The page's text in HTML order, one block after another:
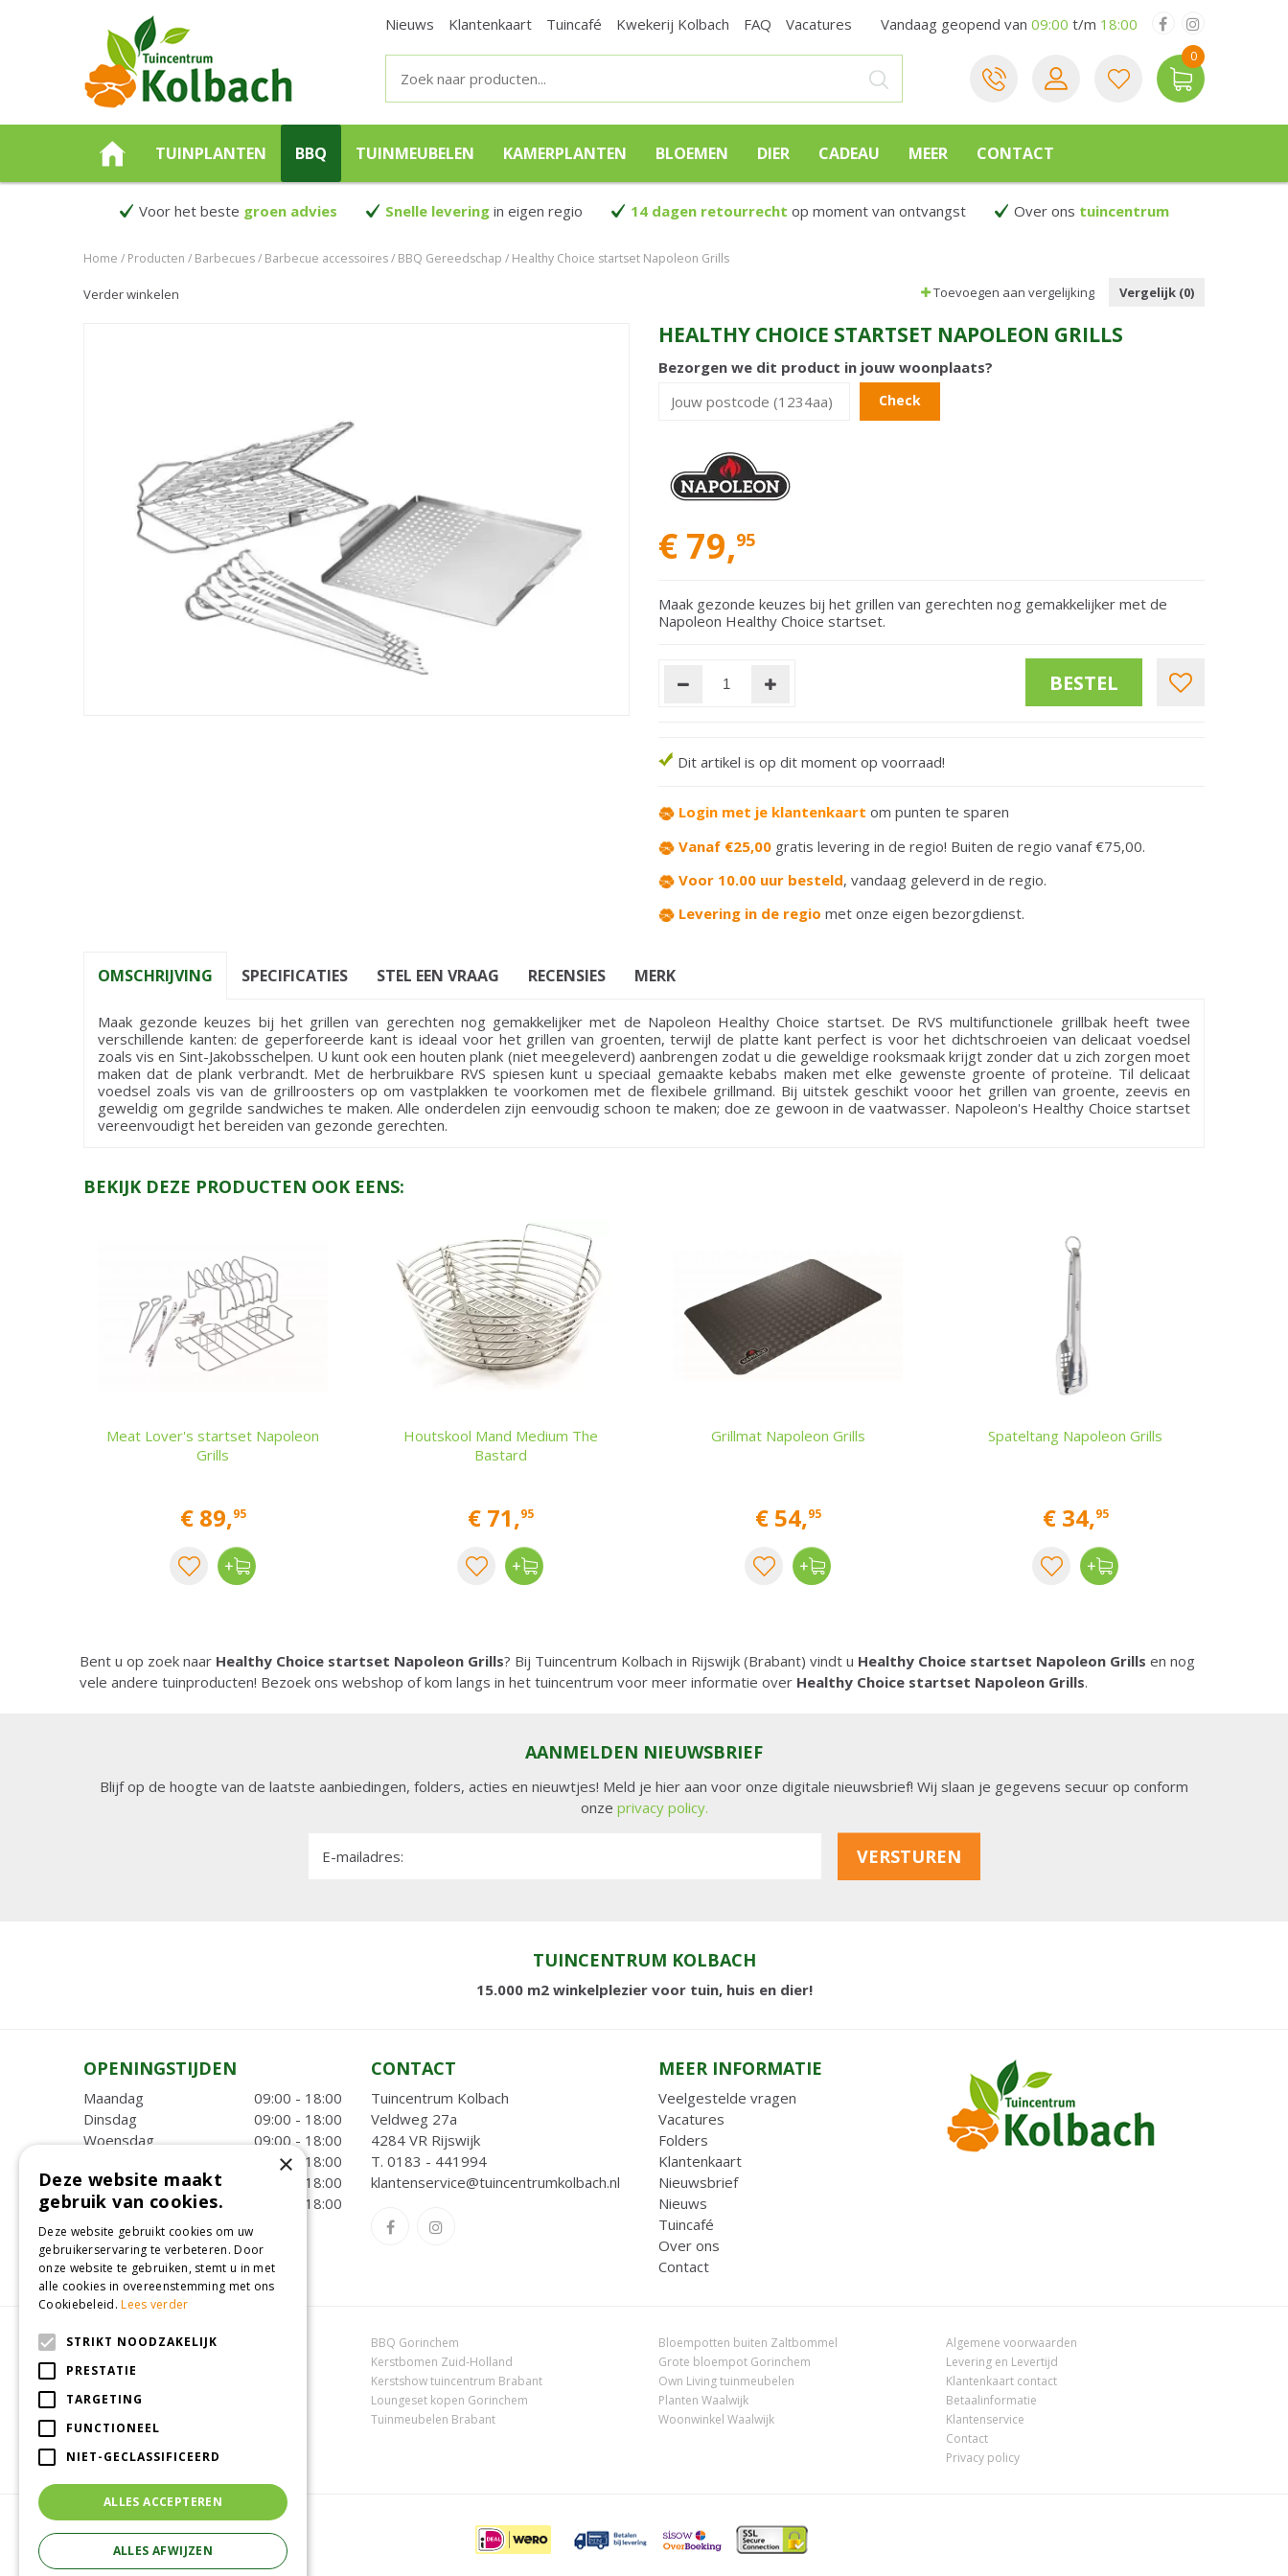
Home Producten Barbecues Barbecue accessoires BBQ Gereedschap Healthy Choice startset Napoleon Grills
Nieuws Klantenkaart Tuincafé Kwekerij Kolbach FAQ Vacatures Vandaag geopend van 09:00 t/m 18:00
TUINPLANTEN BBQ TUINMEUBELEN KAMERPLANTEN BLOEMEN DIER CADEAU MEER CONTACT
Voor het beste groen advies Snelle leveringin eigen regio 14 dagen retourrecht op moment van ontvangst Over ons tuincentrum
Verder winkelen Toevoegen aan vergelijking Vergelijk (0)
HEALTHY CHOICE STARTSET NAPOLEON GRILLS
Bezorgen we dit product in jouw woonplaats?
Check
€ 79,95
Maak gezonde keuzes bij het grillen van gerechten nog gemakkelijker met de
Napoleon Healthy Choice startset.
Dit artikel is op dit moment op voorraad!
Login met je klantenkaart om punten te sparen
Vanaf €25,00 gratis levering in de regio! Buiten de regio vanaf €75,00.
Voor 10.00 uur besteld, vandaag geleverd in de regio.
Levering in de regio met onze eigen bezorgdienst.
OMSCHRIJVING SPECIFICATIES STEL EEN VRAAG RECENSIES MERK
Maak gezonde keuzes bij het grillen van gerechten nog gemakkelijker met de Napoleon Healthy Choice startset. De RVS multifunctionele grillbak heeft twee
verschillende kanten: de geperforeerde kant is ideaal voor het grillen van groenten, terwijl de platte kant perfect is voor het dichtschroeien van delicaat voedsel
zoals vis en Sint-Jakobsschelpen. U kunt ook een houten plank (niet meegeleverd) aanbrengen zodat u die geweldige rooksmaak krijgt zonder dat u zich zorgen moet
maken dat de plank verbrandt. Met de herbruikbare RVS spiesen kunt u speciaal gemaakte kebabs maken met elke gewenste groente of proteïne. Til delicaat
voedsel zoals vis van de grillroosters op om vastplakken te voorkomen met de flexibele grillmand. Bij uitstek geschikt vooor het grillen van groente, zeevis en
geweldig om gegrilde sandwiches te maken. Alle onderdelen zijn eenvoudig schoon te maken; doe ze gewoon in de vaatwasser. Napoleon's Healthy Choice startset
vereenvoudigt het bereiden van gezonde gerechten.
BEKIJK DEZE PRODUCTEN OOK EENS:
Meat Lover's startset Napoleon
Grills
€ 89,95
Houtskool Mand Medium The
Bastard
€ 71,95
Grillmat Napoleon Grills
€ 54,95
Spateltang Napoleon Grills
€ 34,95
Bent u op zoek naar Healthy Choice startset Napoleon Grills? Bij Tuincentrum Kolbach in Rijswijk (Brabant) vindt u Healthy Choice startset Napoleon Grills en nog
vele andere tuinproducten! Bezoek ons webshop of kom langs in het tuincentrum voor meer informatie over Healthy Choice startset Napoleon Grills.
AANMELDEN NIEUWSBRIEF
Blijf op de hoogte van de laatste aanbiedingen, folders, acties en nieuwtjes! Meld je hier aan voor onze digitale nieuwsbrief! Wij slaan je gegevens secuur op conform
onze privacy policy.
E-mailadres:
TUINCENTRUM KOLBACH
15.000 m2 winkelplezier voor tuin, huis en dier!
OPENINGSTIJDEN
Maandag
09:00 - 18:00
Dinsdag
09:00 - 18:00
Woensdag
09:00 - 18:00
09:00 - 18:00
Vrijdag
09:00 - 18:00
Zaterdag
09:00 - 18:00
Toon alle openingstijden
CONTACT
Tuincentrum Kolbach
Veldweg 27a
4284 VR Rijswijk
T. 0183 - 441994
klantenservice@tuincentrumkolbach.nl
MEER INFORMATIE
Veelgestelde vragen
Vacatures
Folders
Klantenkaart
Nieuwsbrief
Nieuws
Tuincafé
Over ons
Contact
Dierenwinkel Oosterhout
Tuincentrum Zuid-Holland
BBQ Gorinchem
Kerstbomen Zuid-Holland
Kerstshow tuincentrum Brabant
Loungeset kopen Gorinchem
Tuinmeubelen Brabant
Bloempotten buiten Zaltbommel
Grote bloempot Gorinchem
Own Living tuinmeubelen
Planten Waalwijk
Woonwinkel Waalwijk
Algemene voorwaarden
Levering en Levertijd
Klantenkaart contact
Betaalinformatie
Klantenservice
Contact
Privacy policy
×
Deze website maakt
gebruik van cookies.
Deze website gebruikt cookies om uw
gebruikerservaring te verbeteren. Door
onze website te gebruiken, stemt u in met
alle cookies in overeenstemming met ons
Cookiebeleid.Lees verder
STRIKT NOODZAKELIJK
PRESTATIE
TARGETING
FUNCTIONEEL
NIET-GECLASSIFICEERD
ALLES ACCEPTEREN
ALLES AFWIJZEN